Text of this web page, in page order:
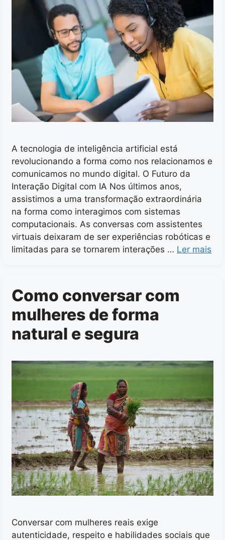
A tecnologia de inteligência artificial está
revolucionando a forma como nos relacionamos e
comunicamos no mundo digital. O Futuro da
Interação Digital com IA Nos últimos anos,
assistimos a uma transformação extraordinária
na forma como interagimos com sistemas
computacionais. As conversas com assistentes
virtuais deixaram de ser experiências robóticas e
limitadas para se tornarem interações … Ler mais
Como conversar com
mulheres de forma
natural e segura
Conversar com mulheres reais exige
autenticidade, respeito e habilidades sociais que